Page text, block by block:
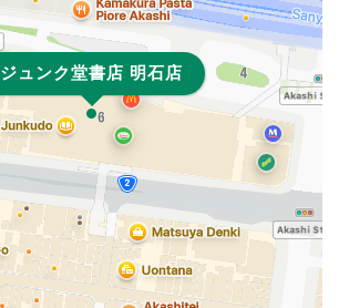
ジュンク堂書店 明石店